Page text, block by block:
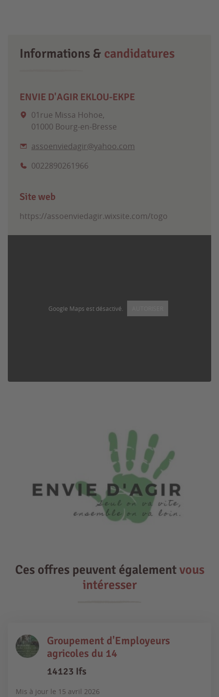
Informations & candidatures
ENVIE D'AGIR EKLOU-EKPE
01rue Missa Hohoe,
01000 Bourg-en-Bresse
assoenviedagir@yahoo.com
0022890261966
Site web
https://assoenviedagir.wixsite.com/togo
Google Maps est désactivé.
Ces offres peuvent égalementvous
intéresser
Groupement d'Employeurs
agricoles du 14
14123 Ifs
Mis à jour le 15 avril 2026